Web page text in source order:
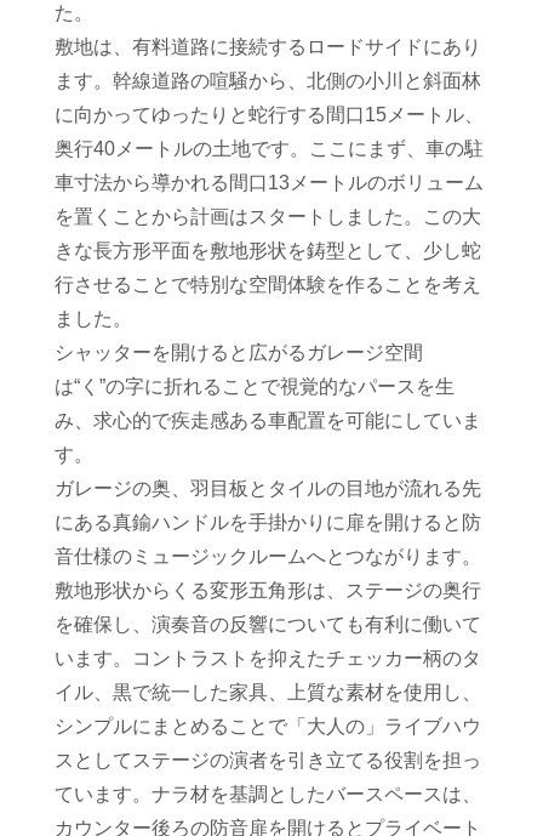
た。
敷地は、有料道路に接続するロードサイドにあり
ます。幹線道路の喧騒から、北側の小川と斜面林
に向かってゆったりと蛇行する間口15メートル、
奥行40メートルの土地です。ここにまず、車の駐
車寸法から導かれる間口13メートルのボリューム
を置くことから計画はスタートしました。この大
きな長方形平面を敷地形状を鋳型として、少し蛇
行させることで特別な空間体験を作ることを考え
ました。
シャッターを開けると広がるガレージ空間
は“く”の字に折れることで視覚的なパースを生
み、求心的で疾走感ある車配置を可能にしていま
す。
ガレージの奥、羽目板とタイルの目地が流れる先
にある真鍮ハンドルを手掛かりに扉を開けると防
音仕様のミュージックルームへとつながります。
敷地形状からくる変形五角形は、ステージの奥行
を確保し、演奏音の反響についても有利に働いて
います。コントラストを抑えたチェッカー柄のタ
イル、黒で統一した家具、上質な素材を使用し、
シンプルにまとめることで「大人の」ライブハウ
スとしてステージの演者を引き立てる役割を担っ
ています。ナラ材を基調としたバースペースは、
カウンター後ろの防音扉を開けるとプライベート